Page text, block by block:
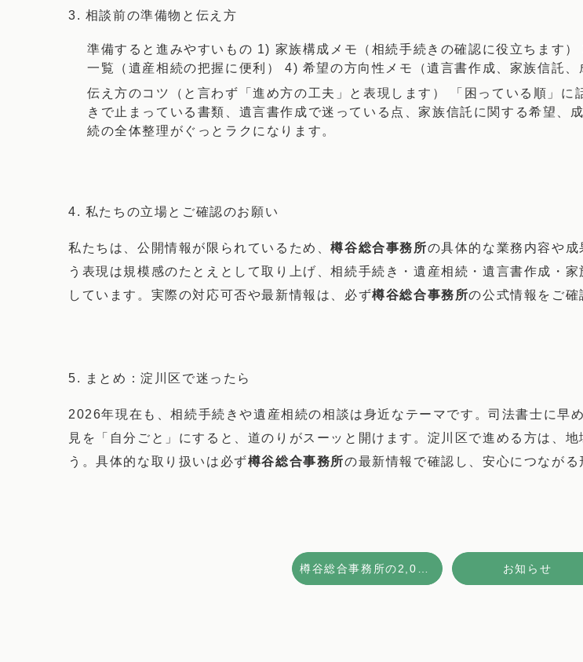
3. 相談前の準備物と伝え方
準備すると進みやすいもの 1) 家族構成メモ（相続手続きの確認に役立ちます
一覧（遺産相続の把握に便利） 4) 希望の方向性メモ（遺言書作成、家族信託
伝え方のコツ（と言わず「進め方の工夫」と表現します） 「困っている順」
きで止まっている書類、遺言書作成で迷っている点、家族信託に関する希望、
続の全体整理がぐっとラクになります。
4. 私たちの立場とご確認のお願い
私たちは、公開情報が限られているため、樽谷総合事務所の具体的な業務内容や
う表現は規模感のたとえとして取り上げ、相続手続き・遺産相続・遺言書作成・
しています。実際の対応可否や最新情報は、必ず樽谷総合事務所の公式情報をご確
5. まとめ：淀川区で迷ったら
2026年現在も、相続手続きや遺産相続の相談は身近なテーマです。司法書士に早
見を「自分ごと」にすると、道のりがスーッと開けます。淀川区で進める方は、
う。具体的な取り扱いは必ず樽谷総合事務所の最新情報で確認し、安心につながる
お知らせ